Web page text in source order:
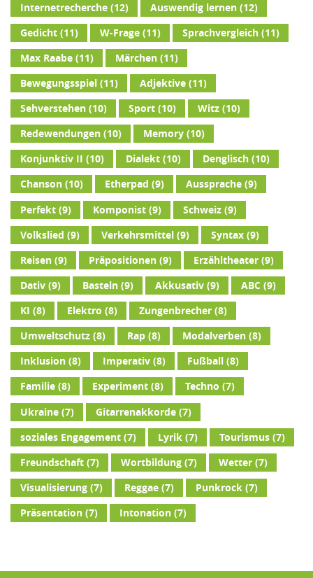
Internetrecherche(12) Auswendig lernen(12)
Gedicht(11) W-Frage(11) Sprachvergleich(11)
Max Raabe(11) Märchen(11)
Bewegungsspiel(11) Adjektive(11)
Sehverstehen(10) Sport(10) Witz(10)
Redewendungen(10) Memory(10)
Konjunktiv II (10) Dialekt(10) Denglisch(10)
Chanson(10) Etherpad (9) Aussprache(9)
Perfekt(9) Komponist(9) Schweiz(9)
Volkslied (9) Verkehrsmittel(9) Syntax(9)
Reisen(9) Präpositionen(9) Erzähltheater(9)
Dativ(9) Basteln(9) Akkusativ(9) ABC (9)
KI (8) Elektro (8) Zungenbrecher(8)
Umweltschutz(8) Rap(8) Modalverben(8)
Inklusion(8) Imperativ(8) Fußball (8)
Familie(8) Experiment(8) Techno (7)
Ukraine(7) Gitarrenakkorde(7)
soziales Engagement(7) Lyrik(7) Tourismus(7)
Freundschaft(7) Wortbildung(7) Wetter(7)
Visualisierung(7) Reggae(7) Punkrock(7)
Präsentation(7) Intonation(7)